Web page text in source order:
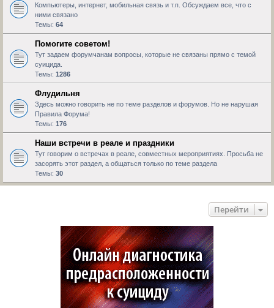
Компьютеры, интернет, мобильная связь и т.п. Обсуждаем все, что с
ними связано
Темы: 64
Помогите советом!
Тут задаем форумчанам вопросы, которые не связаны прямо с темой
суицида.
Темы: 1286
Флудильня
Здесь можно говорить не по теме разделов и форумов. Но не нарушая
Правила Форума!
Темы: 176
Наши встречи в реале и праздники
Тут говорим о встречах в реале, совместных мероприятиях. Просьба не
засорять этот раздел, а общаться только по теме раздела
Темы: 30
Перейти